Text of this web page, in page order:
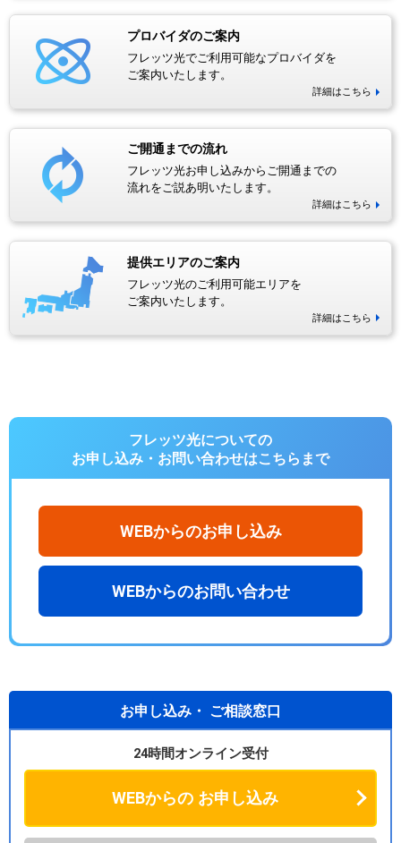
プロバイダのご案内
フレッツ光でご利用可能なプロバイダを
ご案内いたします。
詳細はこちら
ご開通までの流れ
フレッツ光お申し込みからご開通までの
流れをご説あ明いたします。
詳細はこちら
提供エリアのご案内
フレッツ光のご利用可能エリアを
ご案内いたします。
詳細はこちら
フレッツ光についての
お申し込み・お問い合わせはこちらまで
WEBからのお申し込み
WEBからのお問い合わせ
お申し込み・ ご相談窓口
24時間オンライン受付
WEBからのお申し込み